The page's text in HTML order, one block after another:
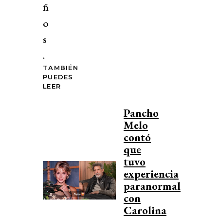
ñ
o
s
.
TAMBIÉN
PUEDES
LEER
Pancho
Melo
contó
que
tuvo
experiencia
paranormal
con
Carolina